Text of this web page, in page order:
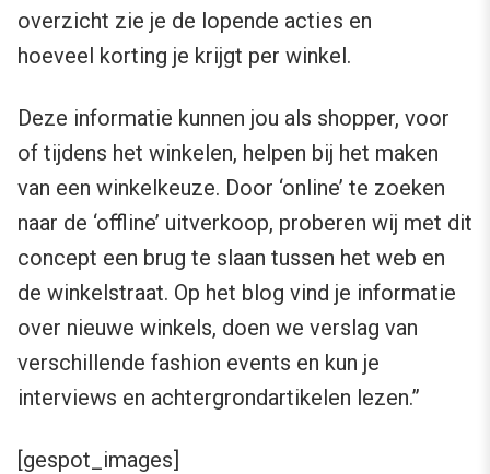
overzicht zie je de lopende acties en
hoeveel korting je krijgt per winkel.
Deze informatie kunnen jou als shopper, voor
of tijdens het winkelen, helpen bij het maken
van een winkelkeuze. Door ‘online’ te zoeken
naar de ‘offline’ uitverkoop, proberen wij met dit
concept een brug te slaan tussen het web en
de winkelstraat. Op het blog vind je informatie
over nieuwe winkels, doen we verslag van
verschillende fashion events en kun je
interviews en achtergrondartikelen lezen.”
[gespot_images]